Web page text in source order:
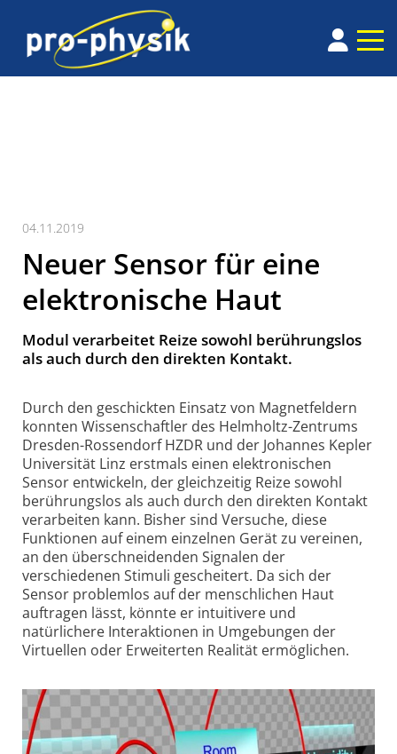
04.11.2019
Neuer Sensor für eine
elektronische Haut
Modul verarbeitet Reize sowohl berührungslos
als auch durch den direkten Kontakt.
Durch den geschickten Einsatz von Magnetfeldern
konnten Wissen­schaftler des Helmholtz-Zentrums
Dresden-Rossendorf HZDR und der Johannes Kepler
Universität Linz erstmals einen elek­tronischen
Sensor entwickeln, der gleichzeitig Reize sowohl
berührungslos als auch durch den direkten Kontakt
verarbeiten kann. Bisher sind Versuche, diese
Funktionen auf einem einzelnen Gerät zu vereinen,
an den über­schneidenden Signalen der
verschiedenen Stimuli gescheitert. Da sich der
Sensor problemlos auf der menschlichen Haut
auftragen lässt, könnte er intuitivere und
natürlichere Inter­aktionen in Umgebungen der
Virtuellen oder Erweiterten Realität ermöglichen.